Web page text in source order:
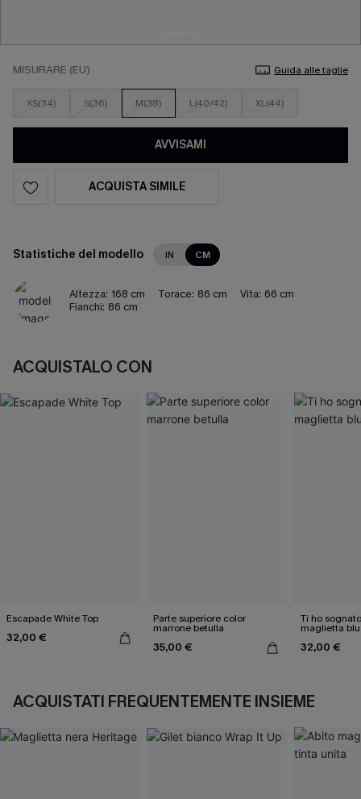
MISURARE (EU) Guida alle taglie
XS(34) S(36) M(38) L(40/42) XL(44)
AVVISAMI
ACQUISTA SIMILE
Statistiche del modello IN CM
Altezza: 168 cm Torace: 86 cm Vita: 66 cm
Fianchi: 86 cm
ACQUISTALO CON
Escapade White Top
32,00 €
Parte superiore color
marrone betulla
35,00 €
Ti ho
maglietta blu
32,00 €
ACQUISTATI FREQUENTEMENTE INSIEME